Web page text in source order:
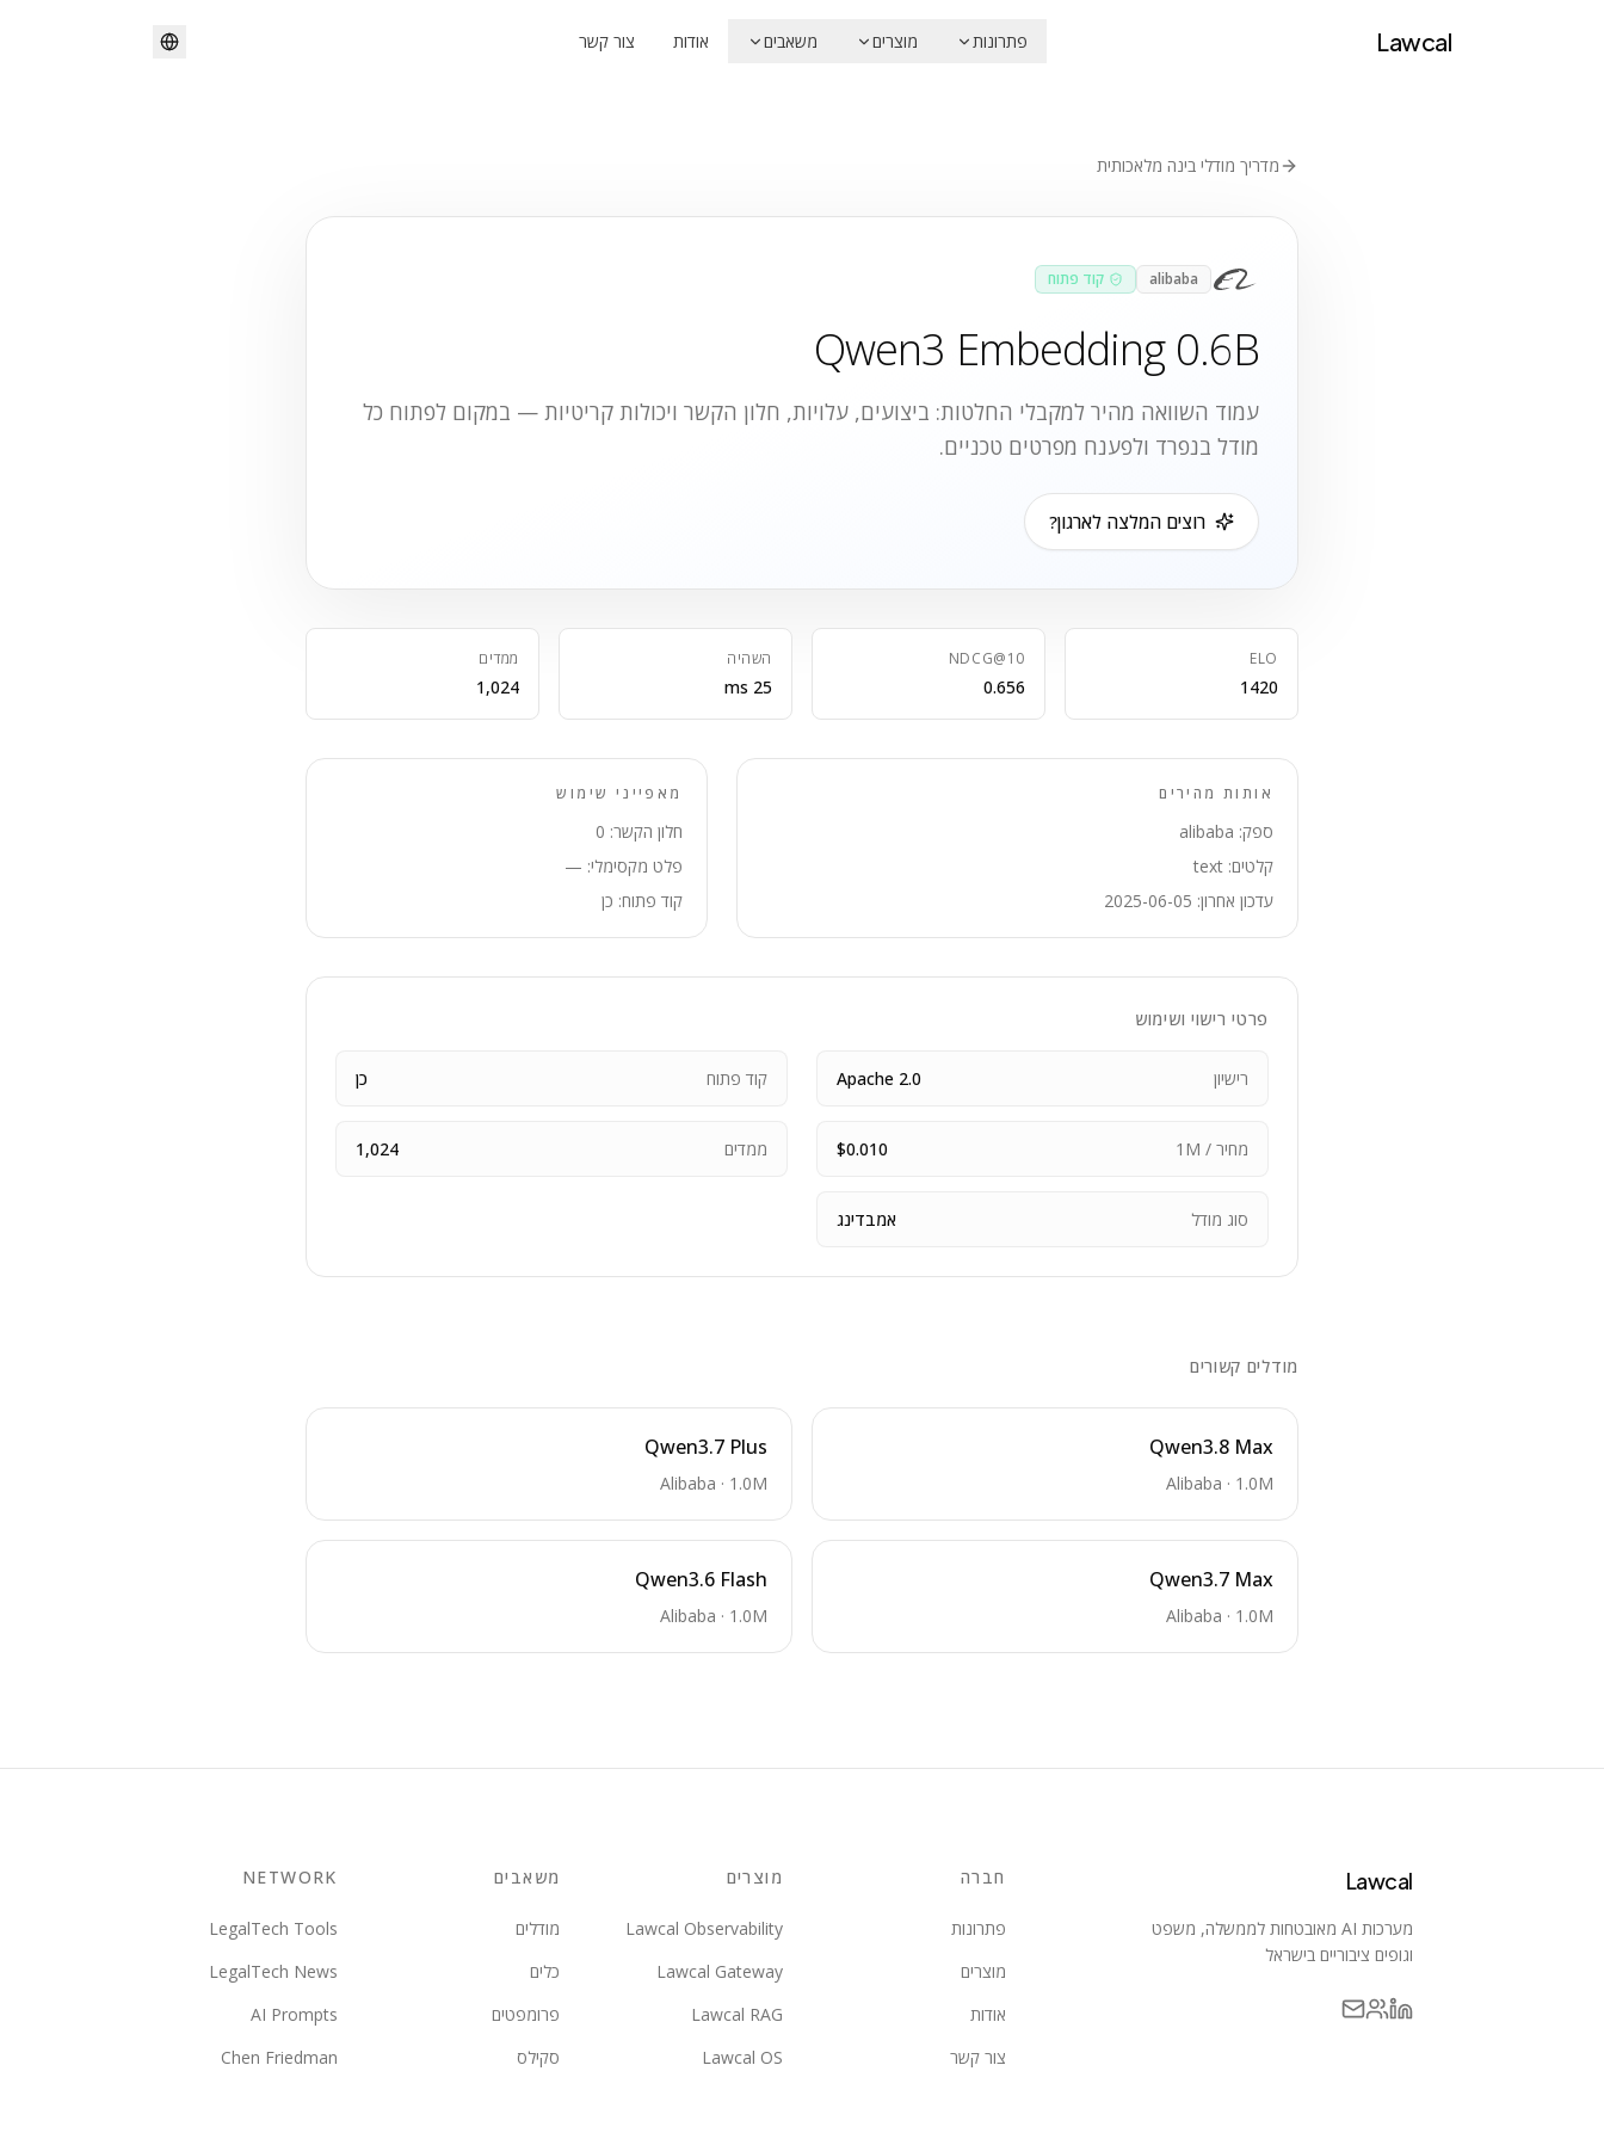
Lawcal פתרונות מוצרים משאבים אודות צור קשר
מדריך מודלי בינה מלאכותית
alibaba קוד פתוח
Qwen3 Embedding 0.6B
עמוד השוואה מהיר למקבלי החלטות: ביצועים, עלויות, חלון הקשר ויכולות קריטיות — במקום לפתוח כל
מודל בנפרד ולפענח מפרטים טכניים.
רוצים המלצה לארגון?
ELO
1420
NDCG@10
0.656
השהיה
25 ms
ממדים
1,024
אותות מהירים
ספק: alibaba
קלטים: text
עדכון אחרון: 2025-06-05
מאפייני שימוש
חלון הקשר: 0
פלט מקסימלי: —
קוד פתוח: כן
פרטי רישוי ושימוש
רישיון Apache 2.0 קוד פתוח כן
מחיר / 1M $0.010 ממדים 1,024
סוג מודל אמבדינג
מודלים קשורים
Qwen3.8 Max
Alibaba · 1.0M
Qwen3.7 Plus
Alibaba · 1.0M
Qwen3.7 Max
Alibaba · 1.0M
Qwen3.6 Flash
Alibaba · 1.0M
Lawcal
מערכות AI מאובטחות לממשלה, משפט
וגופים ציבוריים בישראל
חברה
פתרונות
מוצרים
אודות
צור קשר
מוצרים
Lawcal Observability
Lawcal Gateway
Lawcal RAG
Lawcal OS
משאבים
מודלים
כלים
פרומפטים
סקילס
NETWORK
LegalTech Tools
LegalTech News
AI Prompts
Chen Friedman